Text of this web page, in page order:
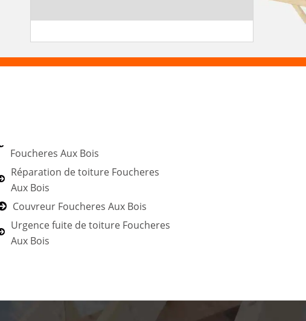
Foucheres Aux Bois
Réparation de toiture Foucheres
Aux Bois
Couvreur Foucheres Aux Bois
Urgence fuite de toiture Foucheres
Aux Bois